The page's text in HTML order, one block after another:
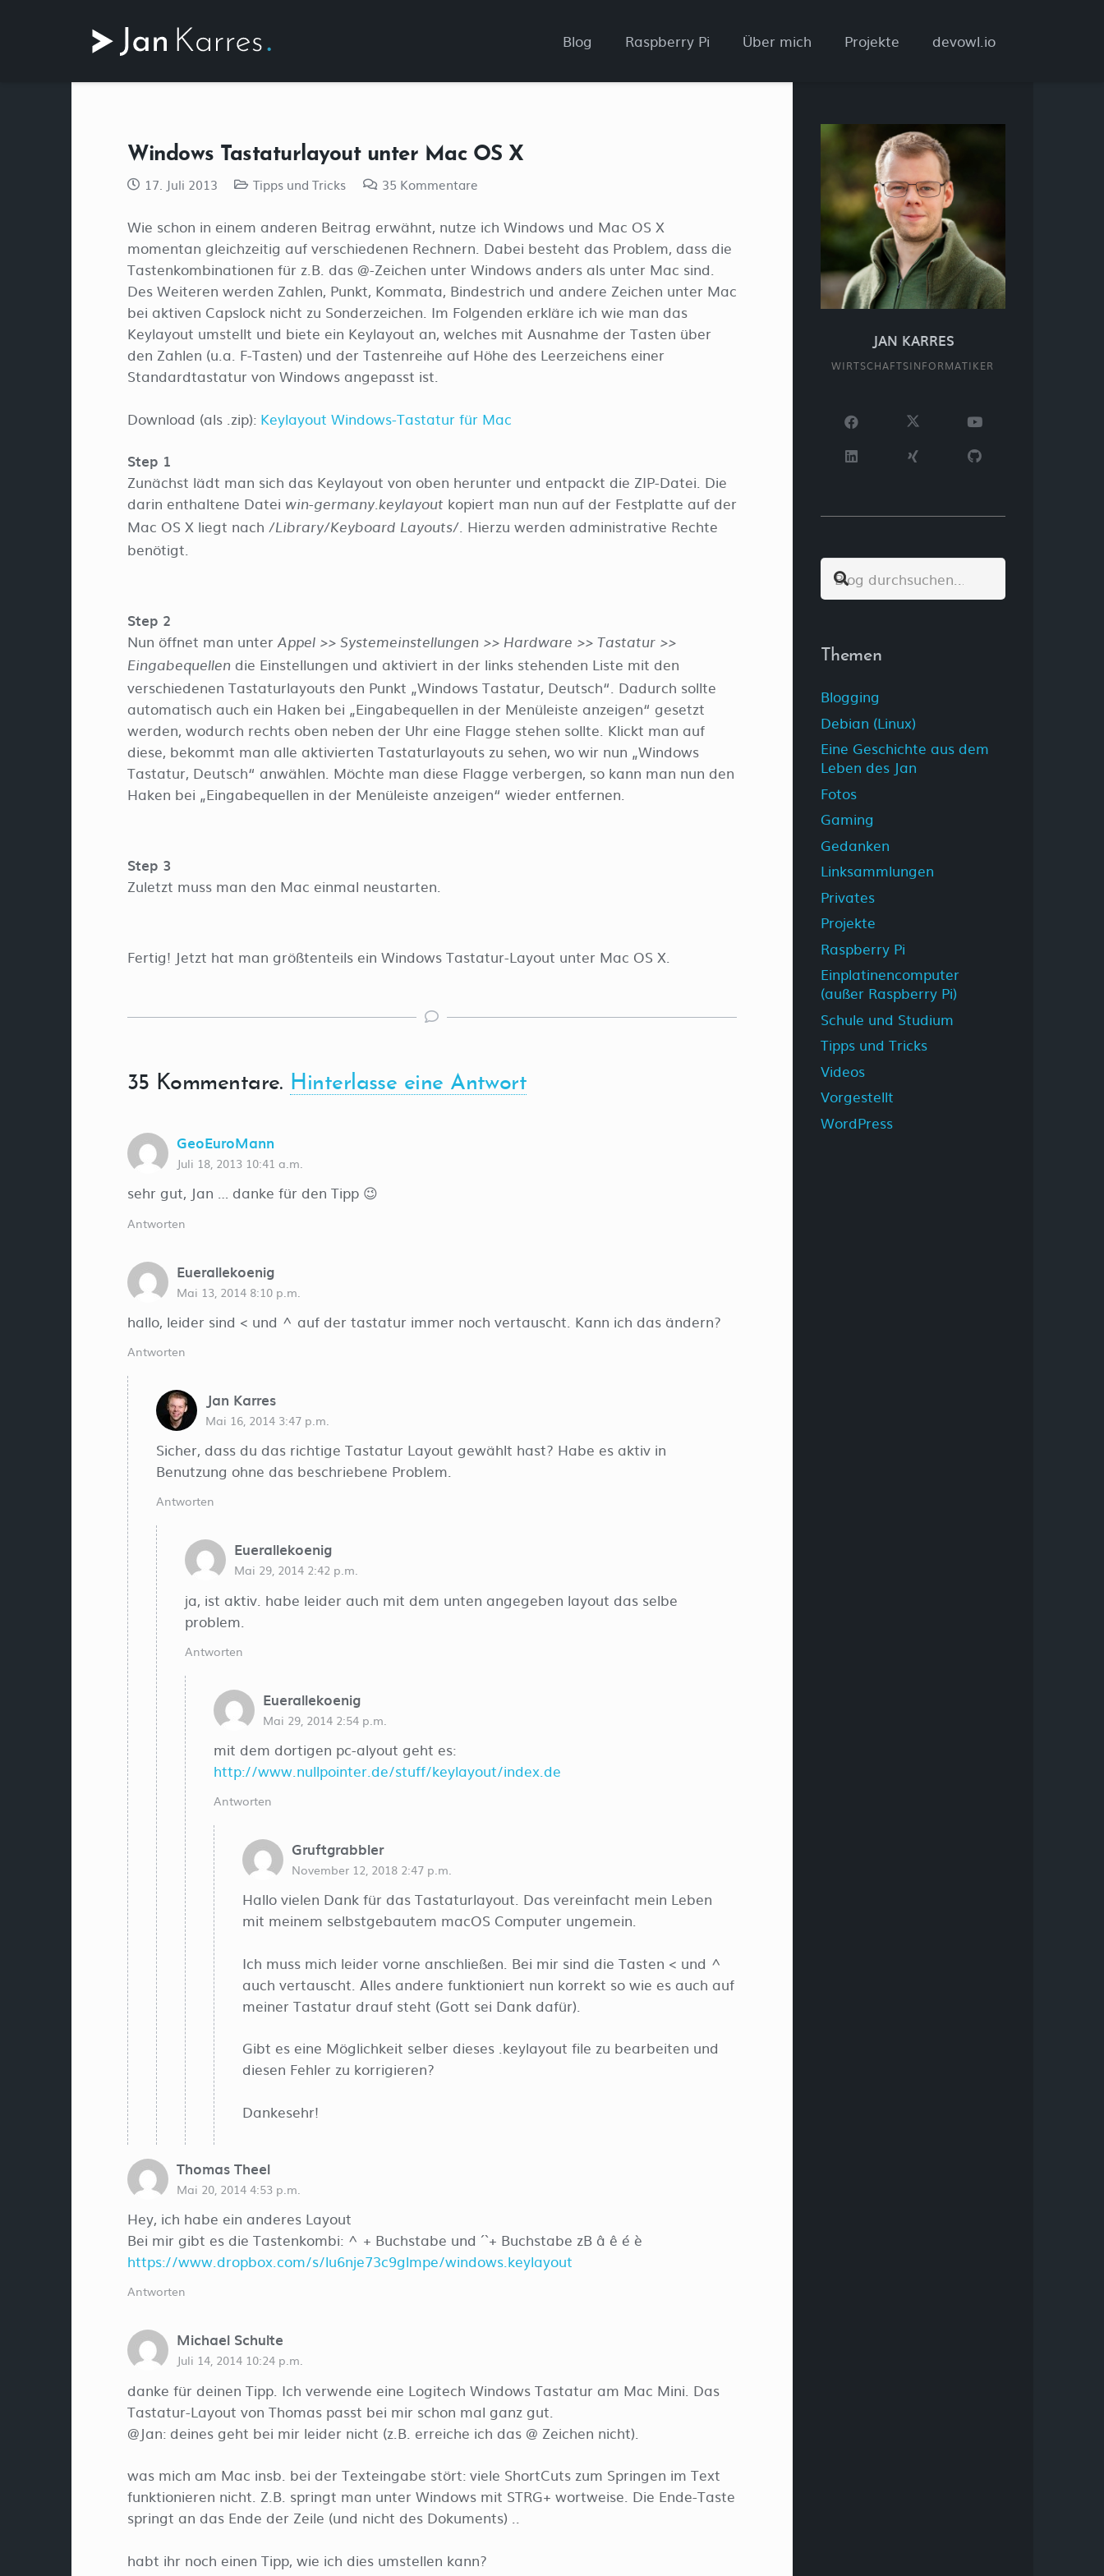
Blog Raspberry Pi Über mich Projekte devowl.io
Windows Tastaturlayout unter Mac OS X
17. Juli 2013 Tipps und Tricks 35 Kommentare
Wie schon in einem anderen Beitrag erwähnt, nutze ich Windows und Mac OS X
momentan gleichzeitig auf verschiedenen Rechnern. Dabei besteht das Problem, dass die
Tastenkombinationen für z.B. das @-Zeichen unter Windows anders als unter Mac sind.
Des Weiteren werden Zahlen, Punkt, Kommata, Bindestrich und andere Zeichen unter Mac
bei aktiven Capslock nicht zu Sonderzeichen. Im Folgenden erkläre ich wie man das
Keylayout umstellt und biete ein Keylayout an, welches mit Ausnahme der Tasten über
den Zahlen (u.a. F-Tasten) und der Tastenreihe auf Höhe des Leerzeichens einer
Standardtastatur von Windows angepasst ist.
Download (als .zip): Keylayout Windows-Tastatur für Mac
Step 1
Zunächst lädt man sich das Keylayout von oben herunter und entpackt die ZIP-Datei. Die
darin enthaltene Datei win-germany.keylayout kopiert man nun auf der Festplatte auf der
Mac OS X liegt nach /Library/Keyboard Layouts/. Hierzu werden administrative Rechte
benötigt.
Step 2
Nun öffnet man unterAppel >> Systemeinstellungen >> Hardware >> Tastatur >>
Eingabequellen die Einstellungen und aktiviert in der links stehenden Liste mit den
verschiedenen Tastaturlayouts den Punkt „Windows Tastatur, Deutsch“. Dadurch sollte
automatisch auch ein Haken bei „Eingabequellen in der Menüleiste anzeigen“ gesetzt
werden, wodurch rechts oben neben der Uhr eine Flagge stehen sollte. Klickt man auf
diese, bekommt man alle aktivierten Tastaturlayouts zu sehen, wo wir nun „Windows
Tastatur, Deutsch“ anwählen. Möchte man diese Flagge verbergen, so kann man nun den
Haken bei „Eingabequellen in der Menüleiste anzeigen“ wieder entfernen.
Step 3
Zuletzt muss man den Mac einmal neustarten.
Fertig! Jetzt hat man größtenteils ein Windows Tastatur-Layout unter Mac OS X.
35 Kommentare. Hinterlasse eine Antwort
GeoEuroMann
Juli 18, 2013 10:41 a.m.
sehr gut, Jan … danke für den Tipp 😉
Antworten
Euerallekoenig
Mai 13, 2014 8:10 p.m.
hallo, leider sind < und ^ auf der tastatur immer noch vertauscht. Kann ich das ändern?
Antworten
Jan Karres
Mai 16, 2014 3:47 p.m.
Sicher, dass du das richtige Tastatur Layout gewählt hast? Habe es aktiv in
Benutzung ohne das beschriebene Problem.
Antworten
Euerallekoenig
Mai 29, 2014 2:42 p.m.
ja, ist aktiv. habe leider auch mit dem unten angegeben layout das selbe
problem.
Antworten
Euerallekoenig
Mai 29, 2014 2:54 p.m.
mit dem dortigen pc-alyout geht es:
http://www.nullpointer.de/stuff/keylayout/index.de
Antworten
Gruftgrabbler
November 12, 2018 2:47 p.m.
Hallo vielen Dank für das Tastaturlayout. Das vereinfacht mein Leben
mit meinem selbstgebautem macOS Computer ungemein.
Ich muss mich leider vorne anschließen. Bei mir sind die Tasten < und ^
auch vertauscht. Alles andere funktioniert nun korrekt so wie es auch auf
meiner Tastatur drauf steht (Gott sei Dank dafür).
Gibt es eine Möglichkeit selber dieses .keylayout file zu bearbeiten und
diesen Fehler zu korrigieren?
Dankesehr!
Thomas Theel
Mai 20, 2014 4:53 p.m.
Hey, ich habe ein anderes Layout
Bei mir gibt es die Tastenkombi: ^ + Buchstabe und ´ ` + Buchstabe zB â ê é è
https://www.dropbox.com/s/lu6nje73c9glmpe/windows.keylayout
Antworten
Michael Schulte
Juli 14, 2014 10:24 p.m.
danke für deinen Tipp. Ich verwende eine Logitech Windows Tastatur am Mac Mini. Das
Tastatur-Layout von Thomas passt bei mir schon mal ganz gut.
@Jan: deines geht bei mir leider nicht (z.B. erreiche ich das @ Zeichen nicht).
was mich am Mac insb. bei der Texteingabe stört: viele ShortCuts zum Springen im Text
funktionieren nicht. Z.B. springt man unter Windows mit STRG+ wortweise. Die Ende-Taste
springt an das Ende der Zeile (und nicht des Dokuments) ..
habt ihr noch einen Tipp, wie ich dies umstellen kann?
JAN KARRES
WIRTSCHAFTSINFORMATIKER
Themen
Blogging
Debian (Linux)
Eine Geschichte aus dem
Leben des Jan
Fotos
Gaming
Gedanken
Linksammlungen
Privates
Projekte
Raspberry Pi
Einplatinencomputer
(außer Raspberry Pi)
Schule und Studium
Tipps und Tricks
Videos
Vorgestellt
WordPress